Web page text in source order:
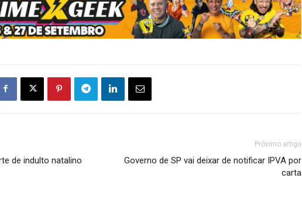
de indulto natalino
Próximo artigo
Governo de SP vai deixar de notificar IPVA por
carta